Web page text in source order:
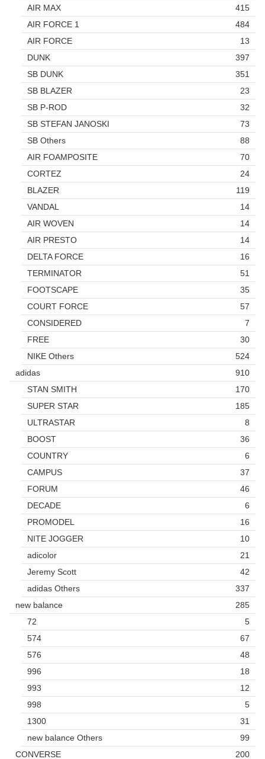
AIR MAX
415
AIR FORCE 1
484
AIR FORCE
13
DUNK
397
SB DUNK
351
SB BLAZER
23
SB P-ROD
32
SB STEFAN JANOSKI
73
SB Others
88
AIR FOAMPOSITE
70
CORTEZ
24
BLAZER
119
VANDAL
14
AIR WOVEN
14
AIR PRESTO
14
DELTA FORCE
16
TERMINATOR
51
FOOTSCAPE
35
COURT FORCE
57
CONSIDERED
7
FREE
30
NIKE Others
524
adidas
910
STAN SMITH
170
SUPER STAR
185
ULTRASTAR
8
BOOST
36
COUNTRY
6
CAMPUS
37
FORUM
46
DECADE
6
PROMODEL
16
NITE JOGGER
10
adicolor
21
Jeremy Scott
42
adidas Others
337
new balance
285
72
5
574
67
576
48
996
18
993
12
998
5
1300
31
new balance Others
99
CONVERSE
200